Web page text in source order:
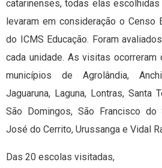
catarinenses, todas elas
levaram em consideração o Censo
do ICMS Educação. Foram
cada unidade. As visitas
municípios de Agrolândia,
Jaguaruna, Laguna, Lontras, Santa
São Domingos, São Francisco do
José do Cerrito, Urussanga e Vidal
Das 20 escolas visitadas,